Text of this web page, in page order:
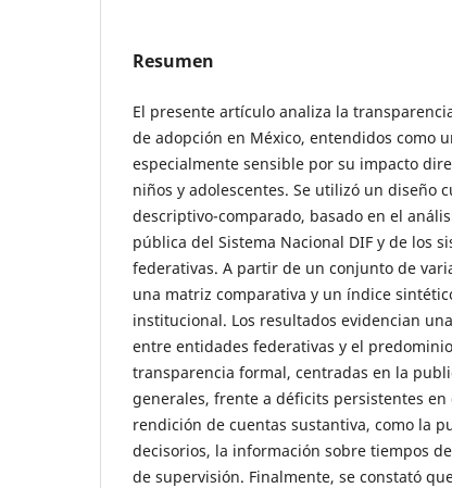
Resumen
El presente artículo analiza la
de adopción en México, entendidos como
especialmente sensible por su impacto
niños y adolescentes. Se utilizó un diseño
descriptivo-comparado, basado en el
pública del Sistema Nacional DIF y de los
federativas. A partir de un conjunto de
una matriz comparativa y un índice
institucional. Los resultados evidencian
entre entidades federativas y el
transparencia formal, centradas en la
generales, frente a déficits persistentes en
rendición de cuentas sustantiva, como la
decisorios, la información sobre tiempos
de supervisión. Finalmente, se constató